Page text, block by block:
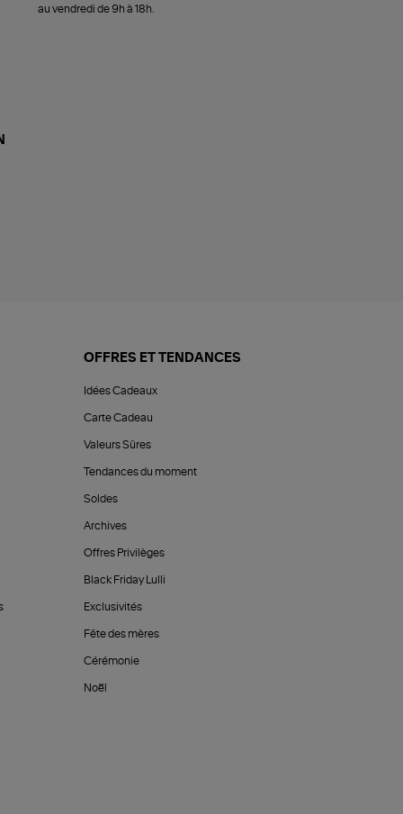
au vendredi de 9h à 18h.
OFFRES ET TENDANCES
Idées Cadeaux
Carte Cadeau
Valeurs Sûres
Tendances du moment
Soldes
Archives
Offres Privilèges
Black Friday Lulli
Exclusivités
Fête des mères
Cérémonie
Noël